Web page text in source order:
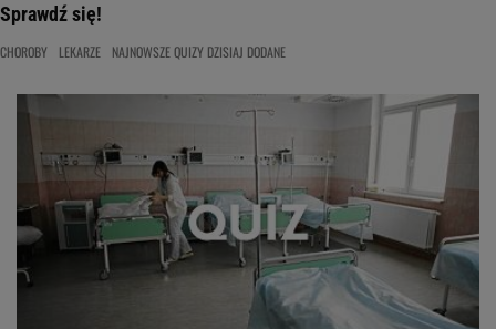
Sprawdź się!
CHOROBY LEKARZE NAJNOWSZE QUIZY DZISIAJ DODANE